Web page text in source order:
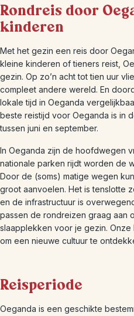
Rondreis door
kinderen
Met het gezin een reis door
kleine kinderen of tieners reist,
gezin. Op zo’n acht tot tien uur
compleet andere wereld. En
lokale tijd in Oeganda
beste reistijd voor Oeganda is in
tussen juni en september.
In Oeganda zijn de hoofdwegen
nationale parken rijdt worden de
Door de (soms) matige wegen
groot aanvoelen. Het is tenslotte
en de infrastructuur is
passen de rondreizen graag aan
slaapplekken voor je gezin.
om een nieuwe cultuur te
Reisperiode
Oeganda is een geschikte